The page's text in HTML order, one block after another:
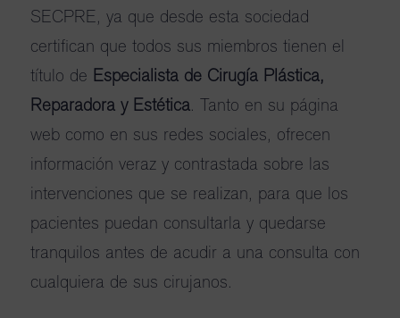
SECPRE, ya que desde esta sociedad
certifican que todos sus miembros tienen el
título de Especialista de Cirugía Plástica,
Reparadora y Estética. Tanto en su página
web como en sus redes sociales, ofrecen
información veraz y contrastada sobre las
intervenciones que se realizan, para que los
pacientes puedan consultarla y quedarse
tranquilos antes de acudir a una consulta con
cualquiera de sus cirujanos.